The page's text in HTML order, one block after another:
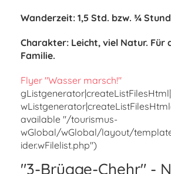
Wanderzeit: 1,5 Std. bzw. ¾
Charakter: Leicht, viel Natur. Für
Familie.
Flyer "Wasser marsch!"
available "/tourismus-
wGlobal/wGlobal/layout/
ider.wFilelist.php")
"3-Brügge-Chehr" -